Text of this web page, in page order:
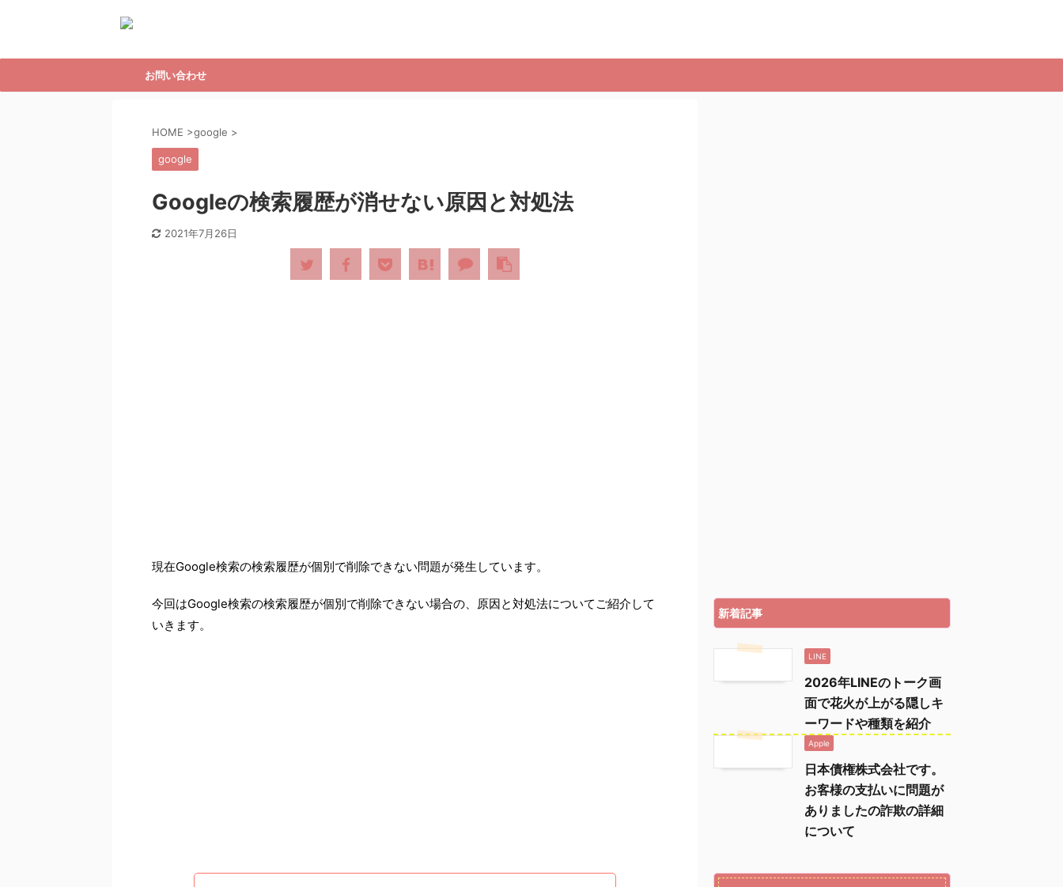
お問い合わせ
HOME >google >
google
Googleの検索履歴が消せない原因と対処法
2021年7月26日
現在Google検索の検索履歴が個別で削除できない問題が発生しています。
今回はGoogle検索の検索履歴が個別で削除できない場合の、原因と対処法についてご紹介して
いきます。
新着記事
LINE
2026年LINEのトーク画
面で花火が上がる隠しキ
ーワードや種類を紹介
Apple
日本債権株式会社です。
お客様の支払いに問題が
ありましたの詐欺の詳細
について